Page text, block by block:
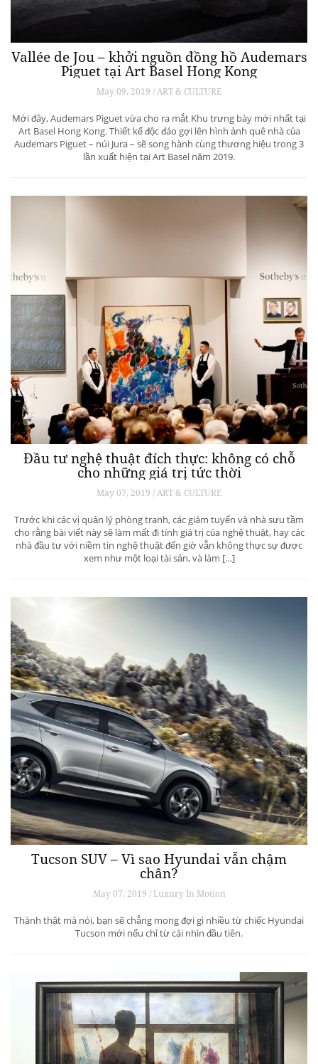
Vallée de Jou – khởi nguồn đồng hồ Audemars
Piguet tại Art Basel Hong Kong
May 09, 2019 / ART & CULTURE
Mới đây, Audemars Piguet vừa cho ra mắt Khu trưng bày mới nhất tại
Art Basel Hong Kong. Thiết kế độc đáo gợi lên hình ảnh quê nhà của
Audemars Piguet – núi Jura – sẽ song hành cùng thương hiệu trong 3
lần xuất hiện tại Art Basel năm 2019.
Đầu tư nghệ thuật đích thực: không có chỗ
cho những giá trị tức thời
May 07, 2019 / ART & CULTURE
Trước khi các vị quản lý phòng tranh, các giám tuyển và nhà sưu tầm
cho rằng bài viết này sẽ làm mất đi tính giá trị của nghệ thuật, hay các
nhà đầu tư với niềm tin nghệ thuật đến giờ vẫn không thực sự được
xem như một loại tài sản, và làm […]
Tucson SUV – Vì sao Hyundai vẫn chậm
chân?
May 07, 2019 / Luxury In Motion
Thành thật mà nói, bạn sẽ chẳng mong đợi gì nhiều từ chiếc Hyundai
Tucson mới nếu chỉ từ cái nhìn đầu tiên.